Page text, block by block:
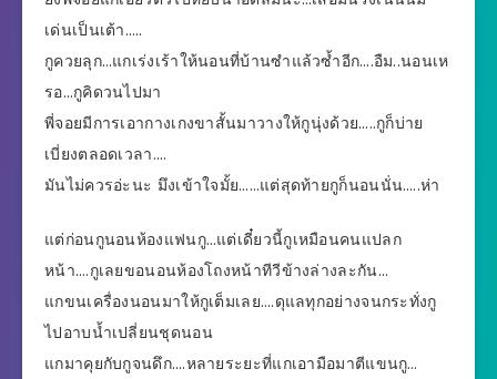
เด่นเป็นเต้า…..
กูควยลุก…แกเร่งเร้าให้นอนที่บ้านซำแล้วซ้ำอีก….อืม..นอนเห
รอ…กูคิดวนไปมา
พี่จอยมีการเอากางเกงขาสั้นมาวางให้กูนุ่งด้วย…..กูก็บ่าย
เบี่ยงตลอดเวลา….
มันไม่ควรอ่ะนะ มึงเข้าใจมั้ย……แต่สุดท้ายกูก็นอนนั่น…..ห่า
แต่ก่อนกูนอนห้องแฟนกู…แต่เดี๋ยวนี้กูเหมือนคนแปลก
หน้า….กูเลยขอนอนห้องโถงหน้าทีวีข้างล่างละกัน…
แกขนเครื่องนอนมาให้กูเต็มเลย….ดุแลทุกอย่างจนกระทั่งกู
ไปอาบน้ำเปลี่ยนชุดนอน
แกมาคุยกับกูจนดึก….หลายระยะที่แกเอามือมาตีแขนกู…